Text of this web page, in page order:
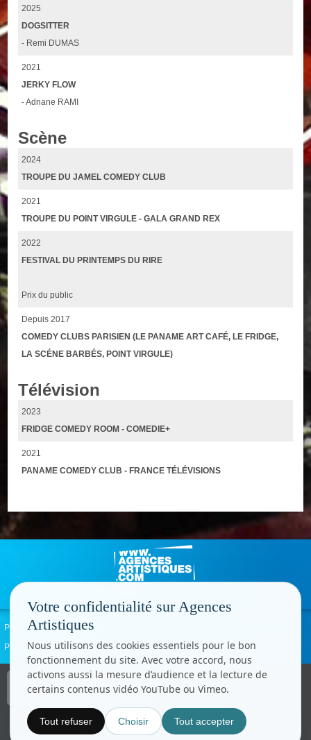
2025
DOGSITTER
- Remi DUMAS
2021
JERKY FLOW
- Adnane RAMI
Scène
2024
TROUPE DU JAMEL COMEDY CLUB
2021
TROUPE DU POINT VIRGULE - GALA GRAND REX
2022
FESTIVAL DU PRINTEMPS DU RIRE
Prix du public
Depuis 2017
COMEDY CLUBS PARISIEN (LE PANAME ART CAFÉ, LE FRIDGE,
LA SCÉNE BARBÉS, POINT VIRGULE)
Télévision
2023
FRIDGE COMEDY ROOM - COMEDIE+
2021
PANAME COMEDY CLUB - FRANCE TÉLÉVISIONS
Politique de confidentialité
Paramètres cookies
Copyright © CC.Comunication
Tous droits réservés
Votre confidentialité sur Agences
Artistiques
Nous utilisons des cookies essentiels pour le bon
fonctionnement du site. Avec votre accord, nous
activons aussi la mesure d’audience et la lecture de
certains contenus vidéo YouTube ou Vimeo.
Tout refuser Choisir Tout accepter